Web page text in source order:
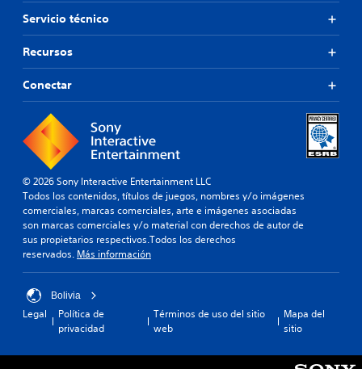
Servicio técnico
Recursos
Conectar
© 2026 Sony Interactive Entertainment LLC
Todos los contenidos, títulos de juegos, nombres y/o imágenes
comerciales, marcas comerciales, arte e imágenes asociadas
son marcas comerciales y/o material con derechos de autor de
sus propietarios respectivos.Todos los derechos
reservados. Más información
Bolivia
Legal
Política de
privacidad
Términos de uso del sitio
web
Mapa del
sitio